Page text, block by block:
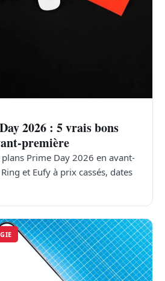
2026 : 5 vrais bons
première
Prime Day 2026 en avant-
et Eufy à prix cassés, dates